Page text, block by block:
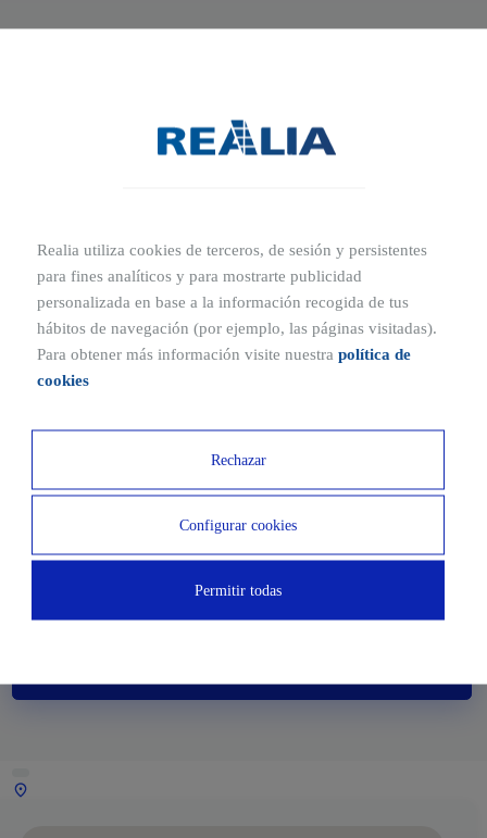
223.300€
Contact us for more information and prices
Realia utiliza cookies de terceros, de sesión y persistentes
para fines analíticos y para mostrarte publicidad
personalizada en base a la información recogida de tus
hábitos de navegación (por ejemplo, las páginas visitadas).
Para obtener más información visite nuestra política de
cookies
Rechazar
Configurar cookies
Permitir todas